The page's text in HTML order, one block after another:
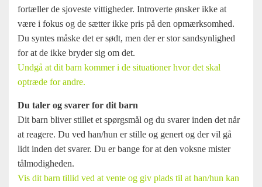
fortæller de sjoveste vittigheder. Introverte ønsker ikke at
være i fokus og de sætter ikke pris på den opmærksomhed.
Du syntes måske det er sødt, men der er stor sandsynlighed
for at de ikke bryder sig om det.
Undgå at dit barn kommer i de situationer hvor det skal
optræde for andre.
Du taler og svarer for dit barn
Dit barn bliver stillet et spørgsmål og du svarer inden det når
at reagere. Du ved han/hun er stille og genert og der vil gå
lidt inden det svarer. Du er bange for at den voksne mister
tålmodigheden.
Vis dit barn tillid ved at vente og giv plads til at han/hun kan